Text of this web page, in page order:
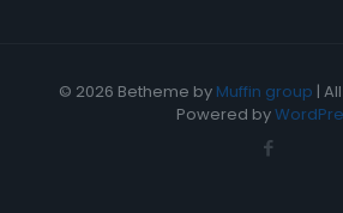
© 2026 Betheme by Muffin group |
Powered by